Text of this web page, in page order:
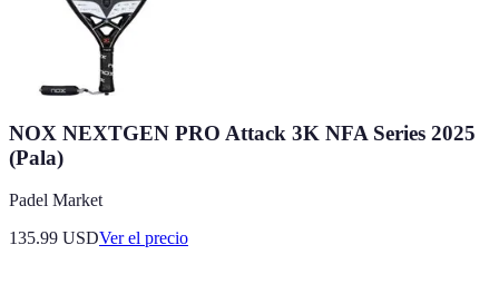
NOX NEXTGEN PRO Attack 3K NFA Series 2025
(Pala)
Padel Market
135.99 USDVer el precio